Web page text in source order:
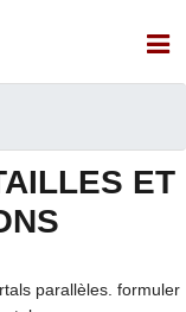
ET
parallèles. formuler